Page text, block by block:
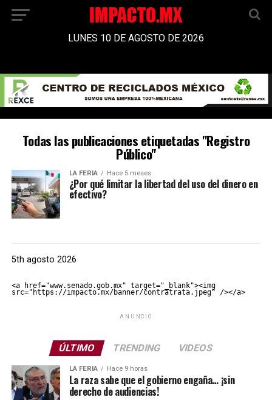
LUNES 10 DE AGOSTO DE 2026
Todas las publicaciones etiquetadas "Registro
Público"
LA FERIA Hace 5 meses
¿Por qué limitar la libertad del uso del dinero en
efectivo?
5th agosto 2026
<a href="www.senado.gob.mx" target="_blank"><img
src="https://impacto.mx/banner/contratrata.jpeg" /></a>
ANUNCIO
ÚLTIMO TRENDING VIDEOS
LA FERIA Hace 9 horas
La raza sabe que el gobierno engaña… ¡sin
derecho de audiencias!